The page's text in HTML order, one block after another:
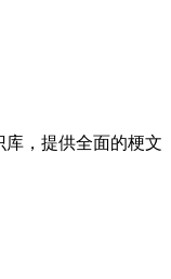
，提供全面的梗文